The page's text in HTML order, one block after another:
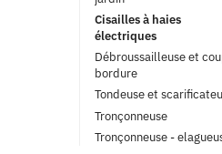
Cisailles à haies
électriques
Débroussailleuse et
bordure
Tondeuse et
Tronçonneuse
Tronçonneuse -